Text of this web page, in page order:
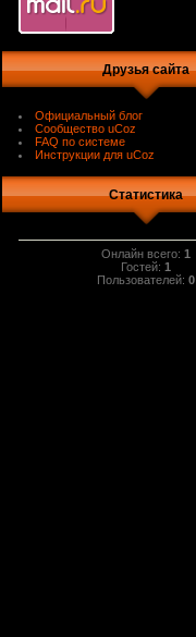
Друзья сайта
Официальный блог
Сообщество uCoz
FAQ по системе
Инструкции для uCoz
Статистика
Онлайн всего:1
Гостей:1
Пользователей:0